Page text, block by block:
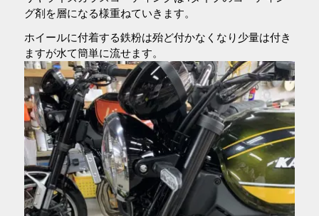
グ剤を層になる様重ねていきます。
ホイールに付着する鉄粉は殆ど付かなくなり少量は付き
ますが水て簡単に流せます。